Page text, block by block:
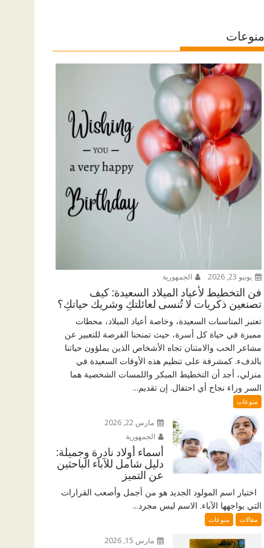
منوعات
يونيو 23, 2026 الجمهورية
فن التخطيط لأعياد الميلاد السعيدة: كيف
تصنعين ذكريات لا تُنسى لعائلتكِ وشريك حياتكِ؟
تعتبر المناسبات السعيدة، وخاصة أعياد الميلاد، محطات
مميزة في حياة كل أسرة، حيث تمنحنا الفرصة للتعبير عن
مشاعر الحب والامتنان تجاه الأشخاص الذين يملؤون حياتنا
بالدفء. كمشرفة على تنظيم هذه الأوقات السعيدة في
منزلي، أجد أن التخطيط المبكر واللمسات الشخصية هما
السر وراء نجاح أي احتفال. إن تقديم...
منوعات
مارس 22, 2026
الجمهورية
أسماء أولاد نادرة وجميلة:
دليل شامل للآباء الباحثين
عن التميز
اختيار اسم المولود الجديد هو من أجمل وأصعب القرارات
التي يواجهها الآباء. الاسم ليس مجرد...
مقالات منوعات
مارس 15, 2026